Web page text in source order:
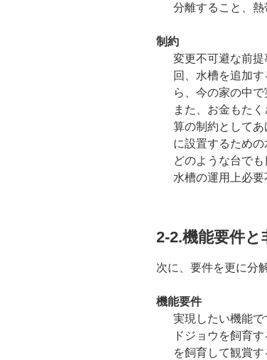
分離すること、
制約
変更不可避な前
回、水槽を追加
ら、今の家の中で
また、お金もた
算の制約として
に設置するための
どのような台で
水槽の運用上必
2-2.機能要件と
次に、要件を更に分
機能要件
実現したい機能で
ドジョウを飼育
を飼育して観賞